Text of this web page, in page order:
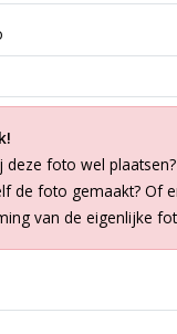
deze foto wel
de foto gemaakt? Of
van de eigenlijke